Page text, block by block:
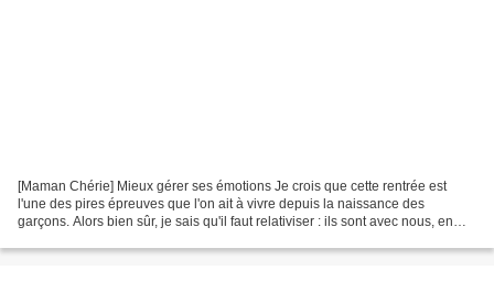
[Maman Chérie] Mieux gérer ses émotions Je crois que cette rentrée est
l'une des pires épreuves que l'on ait à vivre depuis la naissance des
garçons. Alors bien sûr, je sais qu'il faut relativiser : ils sont avec nous, en